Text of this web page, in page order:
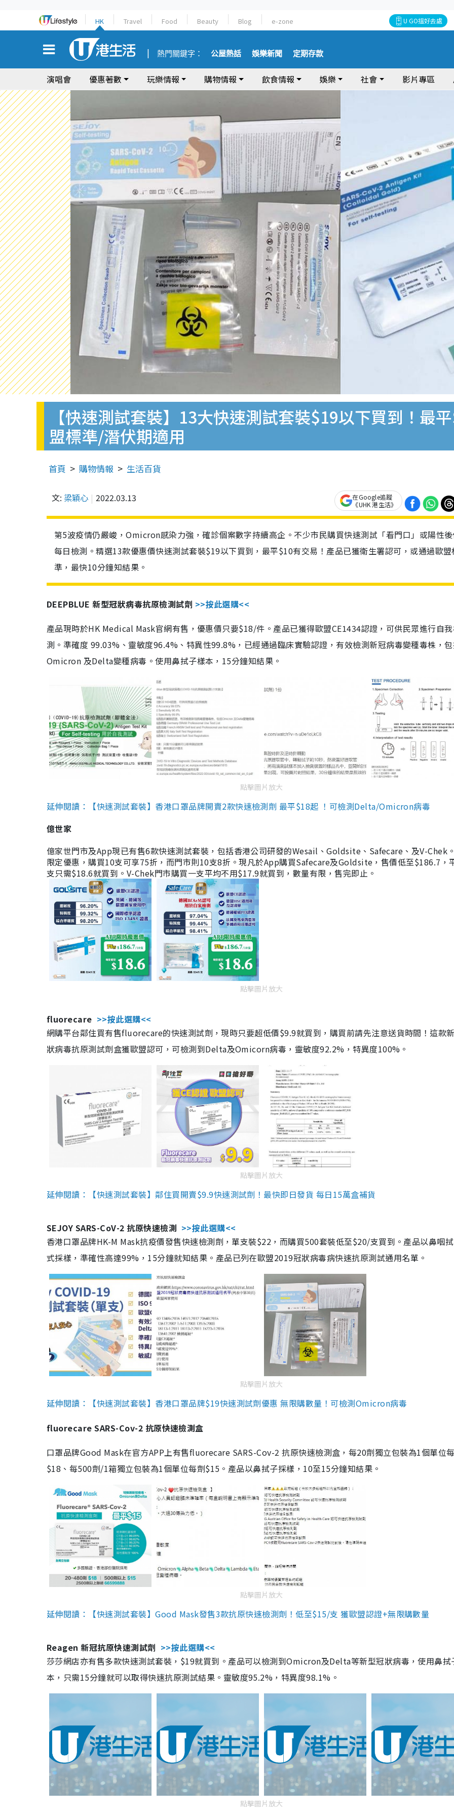
HK Travel Food Beauty Blog e-zone U GO搵好去處
熱門關鍵字： 公屋熱話 娛樂新聞 定期存款
演唱會 優惠著數 玩樂情報 購物情報 飲食情報 娛樂 社會 影片專區
【快速測試套裝】13大快速測試套裝$19以下買到！最
盟標準/潛伏期適用
首頁 購物情報 生活百貨
文: 梁穎心 2022.03.13
在Google追蹤
《UHK 港生活》
第5波疫情仍嚴峻，Omicron感染力強，確診個案數字持續高企。不少市民購買快速測試「看門口」或陽性
每日檢測。精選13款優惠價快速測試套裝$19以下買到，最平$10有交易！產品已獲衛生署認可，或通過歐盟
準，最快10分鐘知結果。
DEEPBLUE 新型冠狀病毒抗原檢測試劑 >>按此選購<<
產品現時於HK Medical Mask官網有售，優惠價只要$18/件。產品已獲得歐盟CE1434認證，可供民眾進行自
測。準確度 99.03%、靈敏度96.4%、特異性99.8%，已經通過臨床實驗認證，有效檢測新冠病毒變種毒株，
Omicron 及Delta變種病毒。使用鼻拭子樣本，15分鐘知結果。
點擊圖片放大
延伸閱讀：【快速測試套裝】香港口罩品牌開賣2款快速檢測劑 最平$18起 ！可檢測Delta/Omicron病毒
億世家
億家世門市及App現已有售6款快速測試套裝，包括香港公司研發的Wesail、Goldsite、Safecare、及V-Chek
限定優惠，購買10支可享75折，而門市則10支8折。現凡於App購買Safecare及Goldsite，售價低至$186.7，
支只需$18.6就買到。V-Chek門市購買一支平均不用$17.9就買到，數量有限，售完即止。
點擊圖片放大
fluorecare >>按此選購<<
網購平台鄰住買有售fluorecare的快速測試劑，現時只要超低價$9.9就買到，購買前請先注意送貨時間！這款
狀病毒抗原測試劑盒獲歐盟認可，可檢測到Delta及Omicorn病毒，靈敏度92.2%，特異度100%。
點擊圖片放大
延伸閱讀：【快速測試套裝】鄰住買開賣$9.9快速測試劑！最快即日發貨 每日15萬盒補貨
SEJOY SARS-CoV-2 抗原快速檢測 >>按此選購<<
香港口罩品牌HK-M Mask抗疫價發售快速檢測劑，單支裝$22，而購買500套裝低至$20/支買到。產品以鼻咽
式採樣，準確性高達99%，15分鐘就知結果。產品已列在歐盟2019冠狀病毒病快速抗原測試通用名單。
點擊圖片放大
延伸閱讀：【快速測試套裝】香港口罩品牌$19快速測試劑優惠 無限購數量！可檢測Omicron病毒
fluorecare SARS-Cov-2 抗原快速檢測盒
口罩品牌Good Mask在官方APP上有售fluorecare SARS-Cov-2 抗原快速檢測盒，每20劑獨立包裝為1個單位
$18、每500劑/1箱獨立包裝為1個單位每劑$15。產品以鼻拭子採樣，10至15分鐘知結果。
點擊圖片放大
延伸閱讀：【快速測試套裝】Good Mask發售3款抗原快速檢測劑！低至$15/支 獲歐盟認證+無限購數量
Reagen 新冠抗原快速測試劑 >>按此選購<<
莎莎網店亦有售多款快速測試套裝，$19就買到。產品可以檢測到Omicron及Delta等新型冠狀病毒，使用鼻拭
本，只需15分鐘就可以取得快速抗原測試結果。靈敏度95.2%，特異度98.1%。
點擊圖片放大